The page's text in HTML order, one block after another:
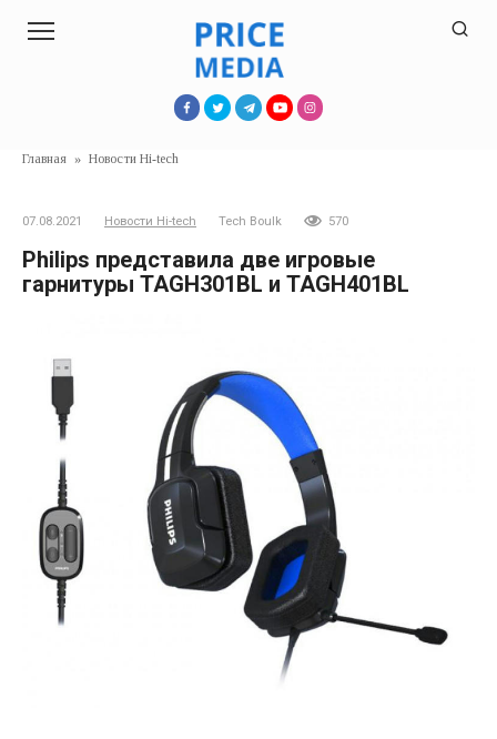
Главная » Новости Hi-tech
07.08.2021 Новости Hi-tech Tech Boulk 570
Philips представила две игровые
гарнитуры TAGH301BL и TAGH401BL